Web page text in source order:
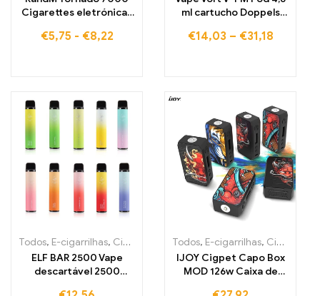
Cigarettes eletrónicas
armazém na UE
€5,75 - €8,22
ml cartucho Doppels
sistema aberto Vape
€14,03 – €31,18
Todos, E-cigarrilhas, Cigarros eletrónicos descartáveis Portugal
ELF BAR 2500 Vape
descartável 2500
Todos, E-cigarrilhas, Cigarros eletrónicos descartáveis Portugal
IJOY Cigpet Capo Box
MOD 126w Caixa de